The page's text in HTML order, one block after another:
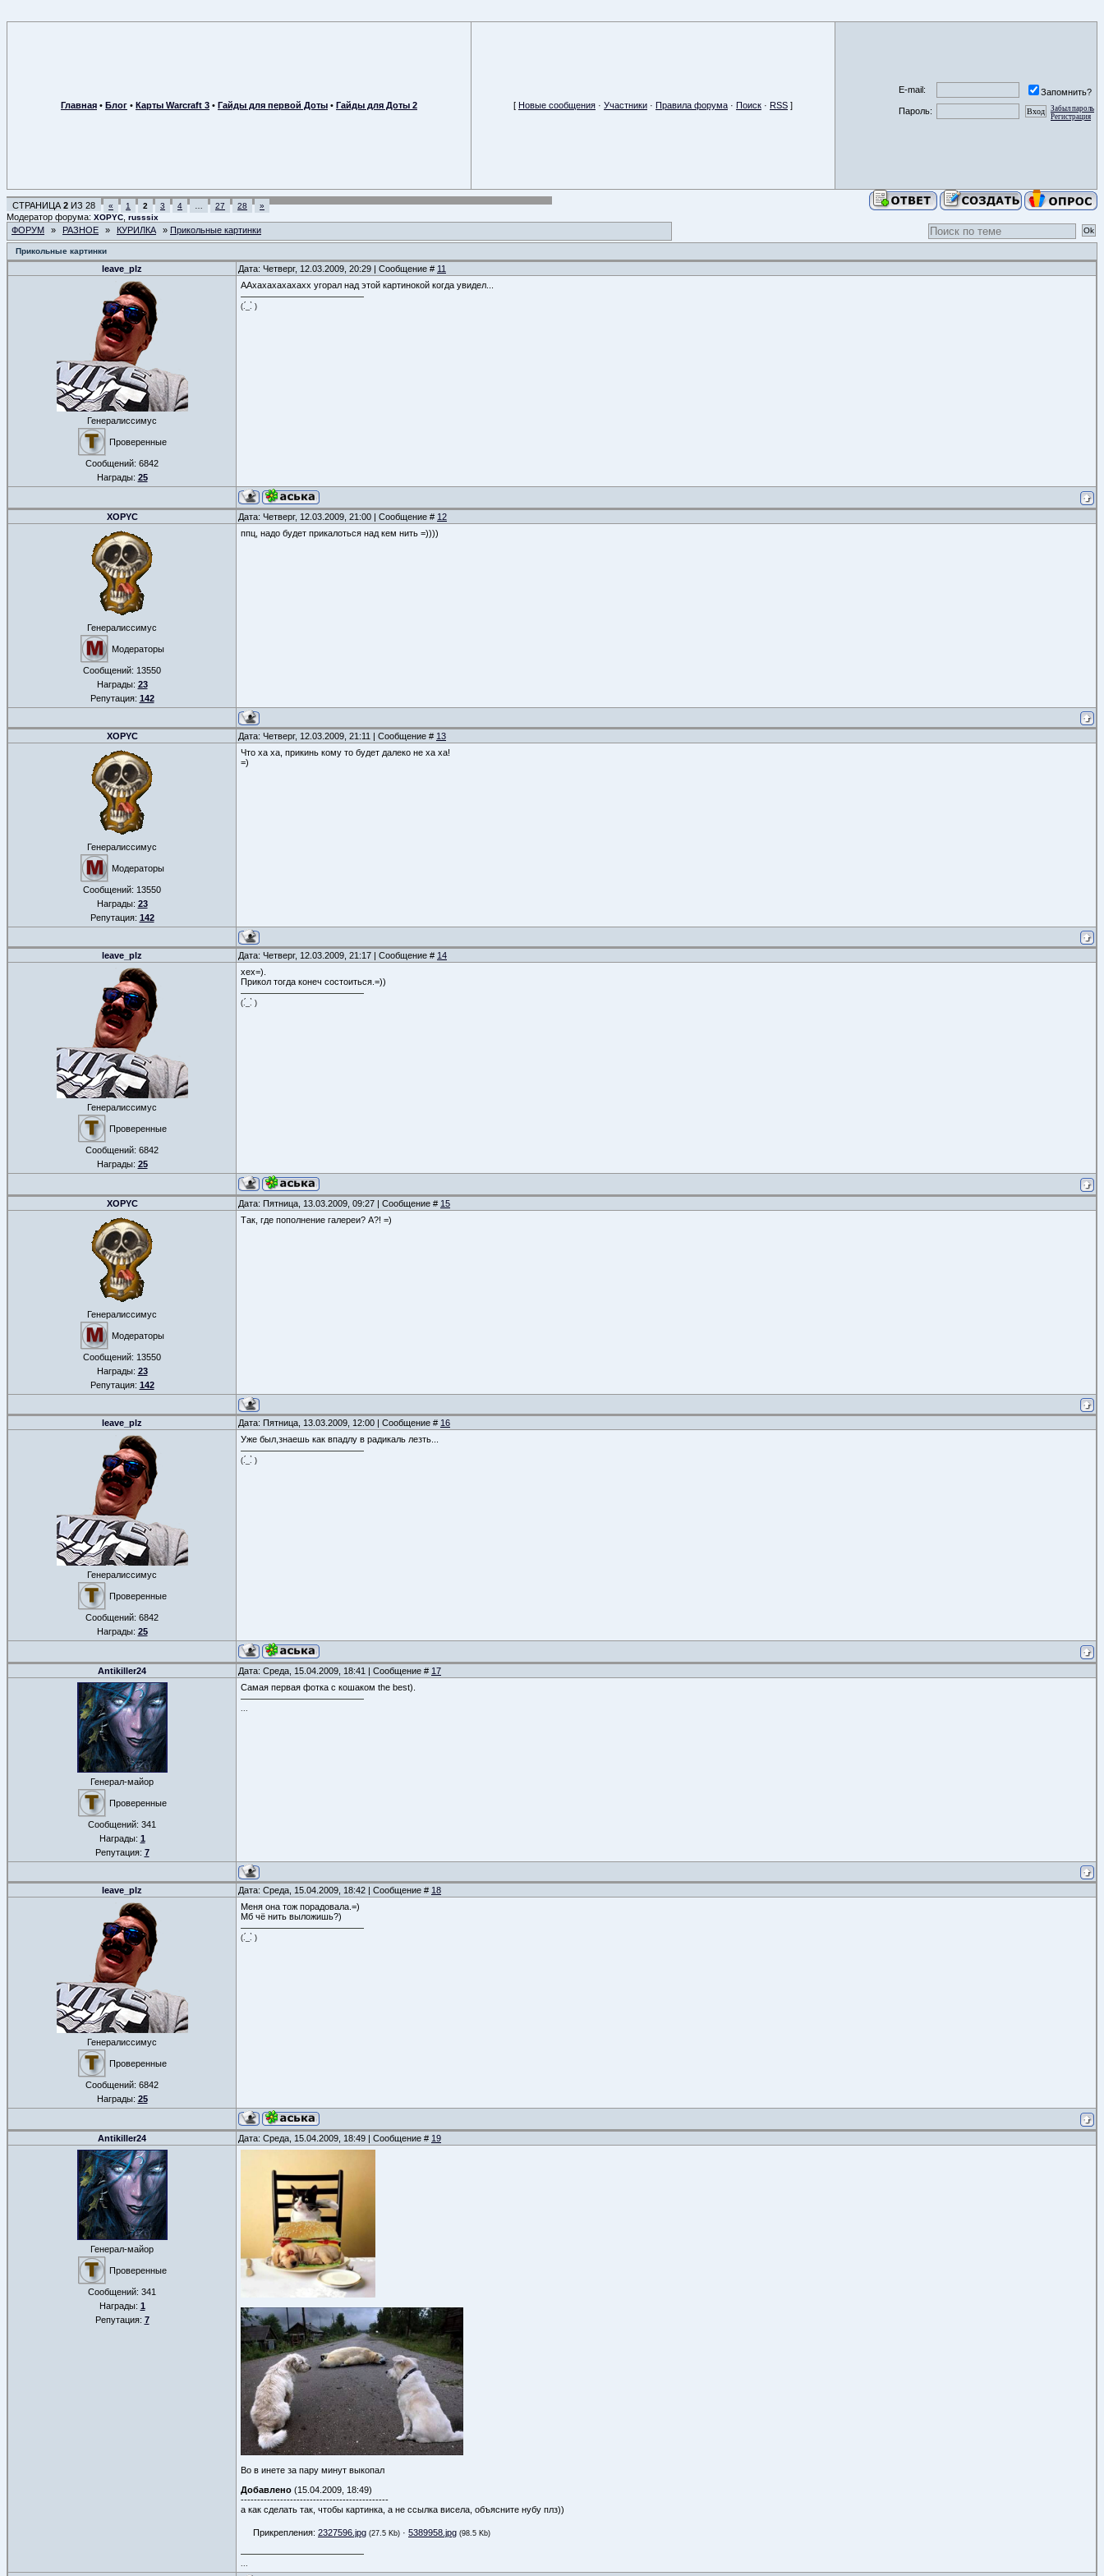
Главная • Блог • Карты Warcraft 3 • Гайды для первой Доты • Гайды для Доты 2 [ Новые сообщения · Участники · Правила форума · Поиск · RSS ]
E-mail:
Запомнить?
Пароль:
Забыл пароль
Регистрация
СТРАНИЦА 2 ИЗ 28 « 1 2 3 4 27 28 »
Модератор форума: XOPYC russsix
ФОРУМ » РАЗНОЕ » КУРИЛКА » Прикольные картинки
Прикольные картинки
leave_plz Дата: Четверг, 12.03.2009, 20:29 | Сообщение # 11
Генералиссимус
Проверенные
Сообщений: 6842
Награды: 25
ААхахахахахахх угорал над этой картинокой когда увидел...
(.́_.̀ )
XOPYC Дата: Четверг, 12.03.2009, 21:00 | Сообщение # 12
Генералиссимус
Модераторы
Сообщений: 13550
Награды: 23
Репутация: 142
ппц, надо будет прикалоться над кем нить =))))
XOPYC Дата: Четверг, 12.03.2009, 21:11 | Сообщение # 13
Генералиссимус
Модераторы
Сообщений: 13550
Награды: 23
Репутация: 142
Что ха ха, прикинь кому то будет далеко не ха ха!
=)
leave_plz Дата: Четверг, 12.03.2009, 21:17 | Сообщение # 14
Генералиссимус
Проверенные
Сообщений: 6842
Награды: 25
хех=).
Прикол тогда конеч состоиться.=))
(.́_.̀ )
XOPYC Дата: Пятница, 13.03.2009, 09:27 | Сообщение # 15
Генералиссимус
Модераторы
Сообщений: 13550
Награды: 23
Репутация: 142
Так, где пополнение галереи? А?! =)
leave_plz Дата: Пятница, 13.03.2009, 12:00 | Сообщение # 16
Генералиссимус
Проверенные
Сообщений: 6842
Награды: 25
Уже был,знаешь как впадлу в радикаль лезть...
(.́_.̀ )
Antikiller24 Дата: Среда, 15.04.2009, 18:41 | Сообщение # 17
Генерал-майор
Проверенные
Сообщений: 341
Награды: 1
Репутация: 7
Самая первая фотка с кошаком the best).
leave_plz Дата: Среда, 15.04.2009, 18:42 | Сообщение # 18
Генералиссимус
Проверенные
Сообщений: 6842
Награды: 25
Меня она тож порадовала.=)
Мб чё нить выложишь?)
(.́_.̀ )
Antikiller24 Дата: Среда, 15.04.2009, 18:49 | Сообщение # 19
Генерал-майор
Проверенные
Сообщений: 341
Награды: 1
Репутация: 7
Во в инете за пару минут выкопал
Добавлено (15.04.2009, 18:49)
---------------------------------------------
а как сделать так, чтобы картинка, а не ссылка висела, объясните нубу плз))
Прикрепления: 2327596.jpg (27.5 Kb) · 5389958.jpg (98.5 Kb)